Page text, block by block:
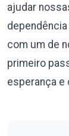
ajudar
com um de
primeiro
esperança e